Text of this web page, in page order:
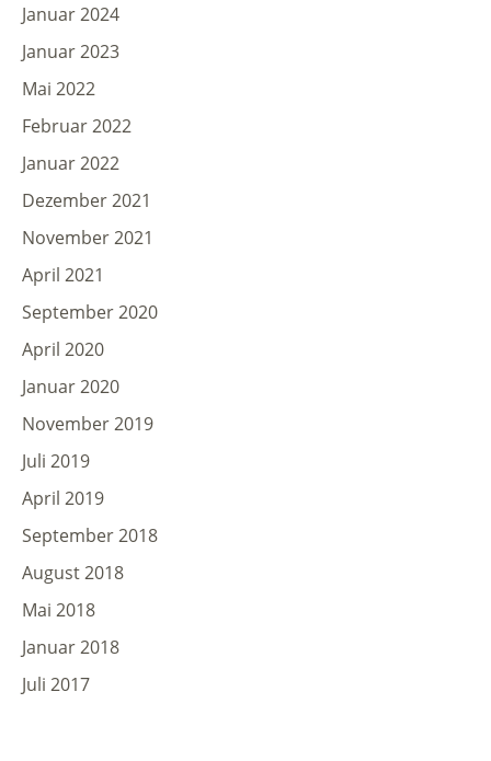
Januar 2024
Januar 2023
Mai 2022
Februar 2022
Januar 2022
Dezember 2021
November 2021
April 2021
September 2020
April 2020
Januar 2020
November 2019
Juli 2019
April 2019
September 2018
August 2018
Mai 2018
Januar 2018
Juli 2017